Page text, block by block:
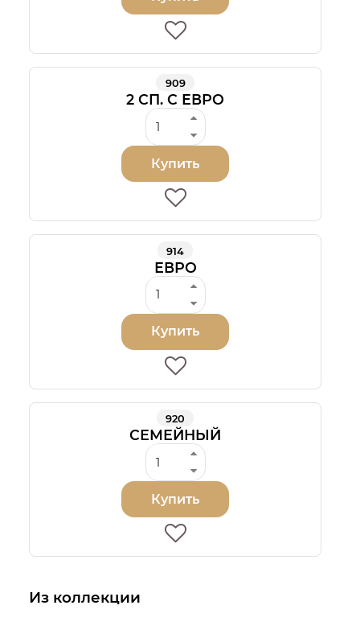
909
2 СП. С ЕВРО
Купить
914
ЕВРО
Купить
920
СЕМЕЙНЫЙ
Купить
Из коллекции